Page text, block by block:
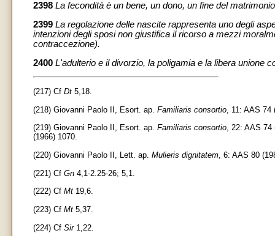
2398 La fecondità è un bene, un dono, un fine del
2399 La regolazione delle nascite rappresenta uno degli
intenzioni degli sposi non giustifica il ricorso a mezzi
contraccezione).
2400 L'adulterio e il divorzio, la poligamia e la libera unione
(217) Cf Dt 5,18.
(218) Giovanni Paolo II, Esort. ap. Familiaris consortio , 11: AAS
(219) Giovanni Paolo II, Esort. ap. Familiaris consortio, 22: AAS
(1966) 1070.
(220) Giovanni Paolo II, Lett. ap. Mulieris dignitatem, 6: AAS 80
(221) Cf Gn 4,1-2.25-26; 5,1.
(222) Cf Mt 19,6.
(223) Cf Mt 5,37.
(224) Cf Sir 1,22.